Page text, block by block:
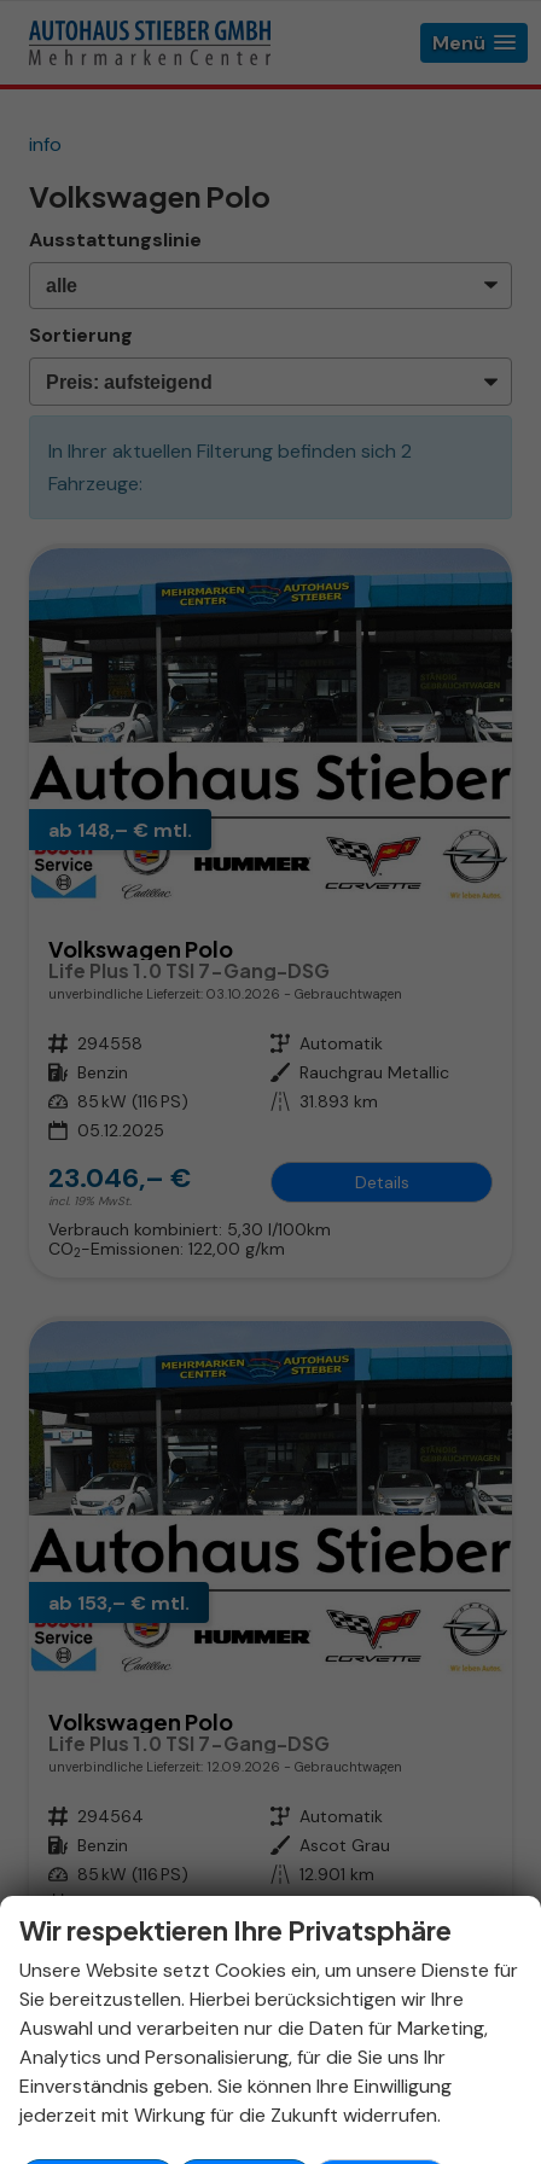
Menü
info
Volkswagen Polo
Ausstattungslinie
Sortierung
In Ihrer aktuellen Filterung befinden sich 2
Fahrzeuge:
ab 148,– € mtl.
Volkswagen Polo
Life Plus 1.0 TSI 7-Gang-DSG
unverbindliche Lieferzeit: 03.10.2026 Gebrauchtwagen
Fahrzeugnr. 294558 Getriebe Automatik
Kraftstoff Benzin Außenfarbe Rauchgrau Metallic
Leistung 85 kW (116 PS) Kilometerstand 31.893 km
05.12.2025
23.046,– €
incl. 19% MwSt.
Details
Verbrauch kombiniert: 5,30 l/100km
CO2-Emissionen: 122,00 g/km
ab 153,– € mtl.
Volkswagen Polo
Life Plus 1.0 TSI 7-Gang-DSG
unverbindliche Lieferzeit: 12.09.2026 Gebrauchtwagen
Fahrzeugnr. 294564 Getriebe Automatik
Kraftstoff Benzin Außenfarbe Ascot Grau
Leistung 85 kW (116 PS) Kilometerstand 12.901 km
15.12.2025
23.846,– €
incl. 19% MwSt.
Verbrauch kombiniert:5,30 l/100km
CO2-Klasse: D
CO -Emissionen:122,00 g/km
Hyundai Tucson in Stuttgart
kaufen – Dein SUV-Experte im
Wir respektieren Ihre Privatsphäre
Unsere Website setzt Cookies ein, um unsere Dienste für
Sie bereitzustellen. Hierbei berücksichtigen wir Ihre
Auswahl und verarbeiten nur die Daten für Marketing,
Analytics und Personalisierung, für die Sie uns Ihr
Einverständnis geben. Sie können Ihre Einwilligung
jederzeit mit Wirkung für die Zukunft widerrufen.